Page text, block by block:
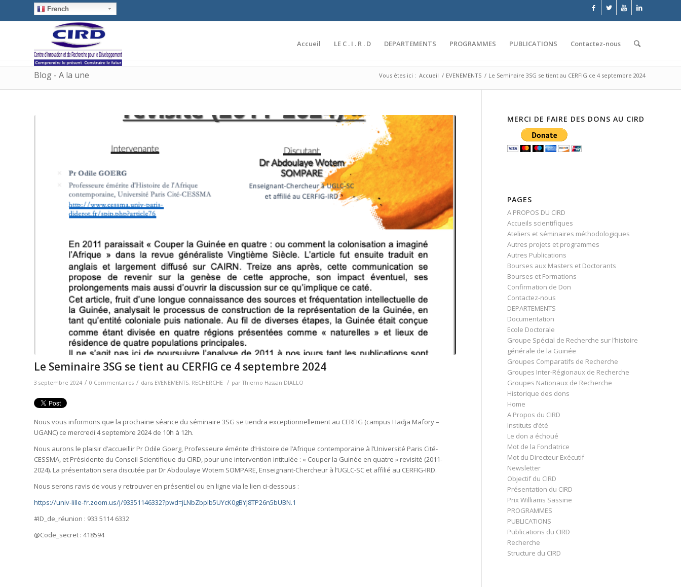
French
Accueil LE C . I . R . D DEPARTEMENTS PROGRAMMES PUBLICATIONS Contactez-nous
Blog - A la une Vous êtes ici : Accueil / EVENEMENTS / Le Seminaire 3SG se tient au CERFIG ce 4 septembre 2024
Le Seminaire 3SG se tient au CERFIG ce 4 septembre 2024
3 septembre 2024 / 0 Commentaires / dans EVENEMENTS, RECHERCHE / parThierno Hassan DIALLO
Nous vous informons que la prochaine séance du séminaire 3SG se tiendra exceptionnellement au CERFIG (campus Hadja Mafory –
UGANC) ce mercredi 4 septembre 2024 de 10h à 12h.
Nous aurons le plaisir d’accueillir Pr Odile Goerg, Professeure émérite d’Histoire de l’Afrique contemporaine à l’Université Paris Cité-
CESSMA, et Présidente du Conseil Scientifique du CIRD, pour une intervention intitulée : « Couper la Guinée en quatre » revisité (2011-
2024). La présentation sera discutée par Dr Abdoulaye Wotem SOMPARE, Enseignant-Chercheur à l’UGLC-SC et affilié au CERFIG-IRD.
Nous serons ravis de vous y retrouver en présentiel ou en ligne via le lien ci-dessous :
https://univ-lille-fr.zoom.us/j/93351146332?pwd=jLNbZbpIb5UYcK0gBYJ8TP26n5bUBN.1
#ID_de_réunion : 933 5114 6332
@Code_secret : 418594
MERCI DE FAIRE DES DONS AU CIRD
PAGES
A PROPOS DU CIRD
Accueils scientifiques
Ateliers et séminaires méthodologiques
Autres projets et programmes
Autres Publications
Bourses aux Masters et Doctorants
Bourses et Formations
Confirmation de Don
Contactez-nous
DEPARTEMENTS
Documentation
Ecole Doctorale
Groupe Spécial de Recherche sur l’histoire
générale de la Guinée
Groupes Comparatifs de Recherche
Groupes Inter-Régionaux de Recherche
Groupes Nationaux de Recherche
Historique des dons
Home
A Propos du CIRD
Instituts d’été
Le don a échoué
Mot de la Fondatrice
Mot du Directeur Exécutif
Newsletter
Objectif du CIRD
Présentation du CIRD
Prix Williams Sassine
PROGRAMMES
PUBLICATIONS
Publications du CIRD
Recherche
Structure du CIRD